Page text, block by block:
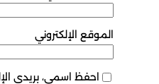
الموقع الإلكتروني
احفظ اسمي، بريدي